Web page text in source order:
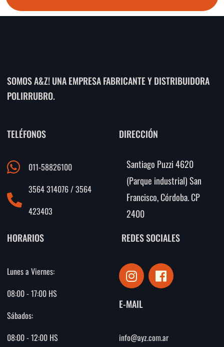
SOMOS A&Z! UNA EMPRESA FABRICANTE Y DISTRIBUIDORA
POLIRRUBRO.
TELÉFONOS
011-58826100
3564 314076 / 3564
423403
DIRECCIÓN
Santiago Puzzi 4620
(Parque industrial) San
Francisco, Córdoba. CP
2400
HORARIOS
Lunes a Viernes:
08:00 - 17:00 HS
Sábados:
08:00 - 12:00 HS
REDES SOCIALES
I
n
s
t
g
F
a
c
o
E-MAIL
info@ayz.com.ar